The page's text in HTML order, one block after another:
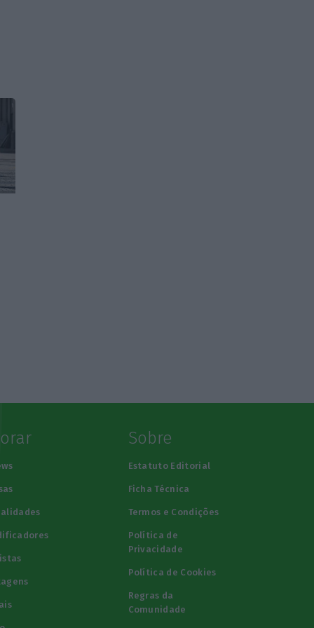
Sobre
Estatuto Editorial
Ficha Técnica
Termos e Condições
Política de
Privacidade
Política de Cookies
Regras da
Comunidade